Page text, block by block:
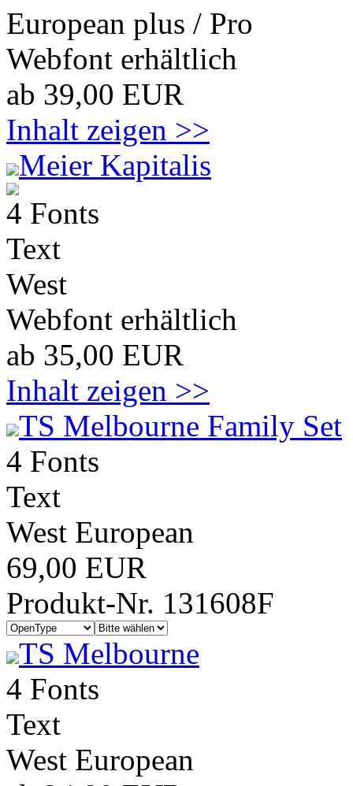
European plus / Pro
Webfont erhältlich
ab 39,00 EUR
Inhalt zeigen >>
Meier Kapitalis
4 Fonts
Text
West
Webfont erhältlich
ab 35,00 EUR
Inhalt zeigen >>
TS Melbourne Family Set
4 Fonts
Text
West European
69,00 EUR
Produkt-Nr. 131608F
TS Melbourne
4 Fonts
Text
West European